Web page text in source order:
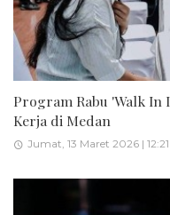
Program Rabu 'Walk
Kerja di Medan
Jumat, 13 Maret 2026 | 12:21